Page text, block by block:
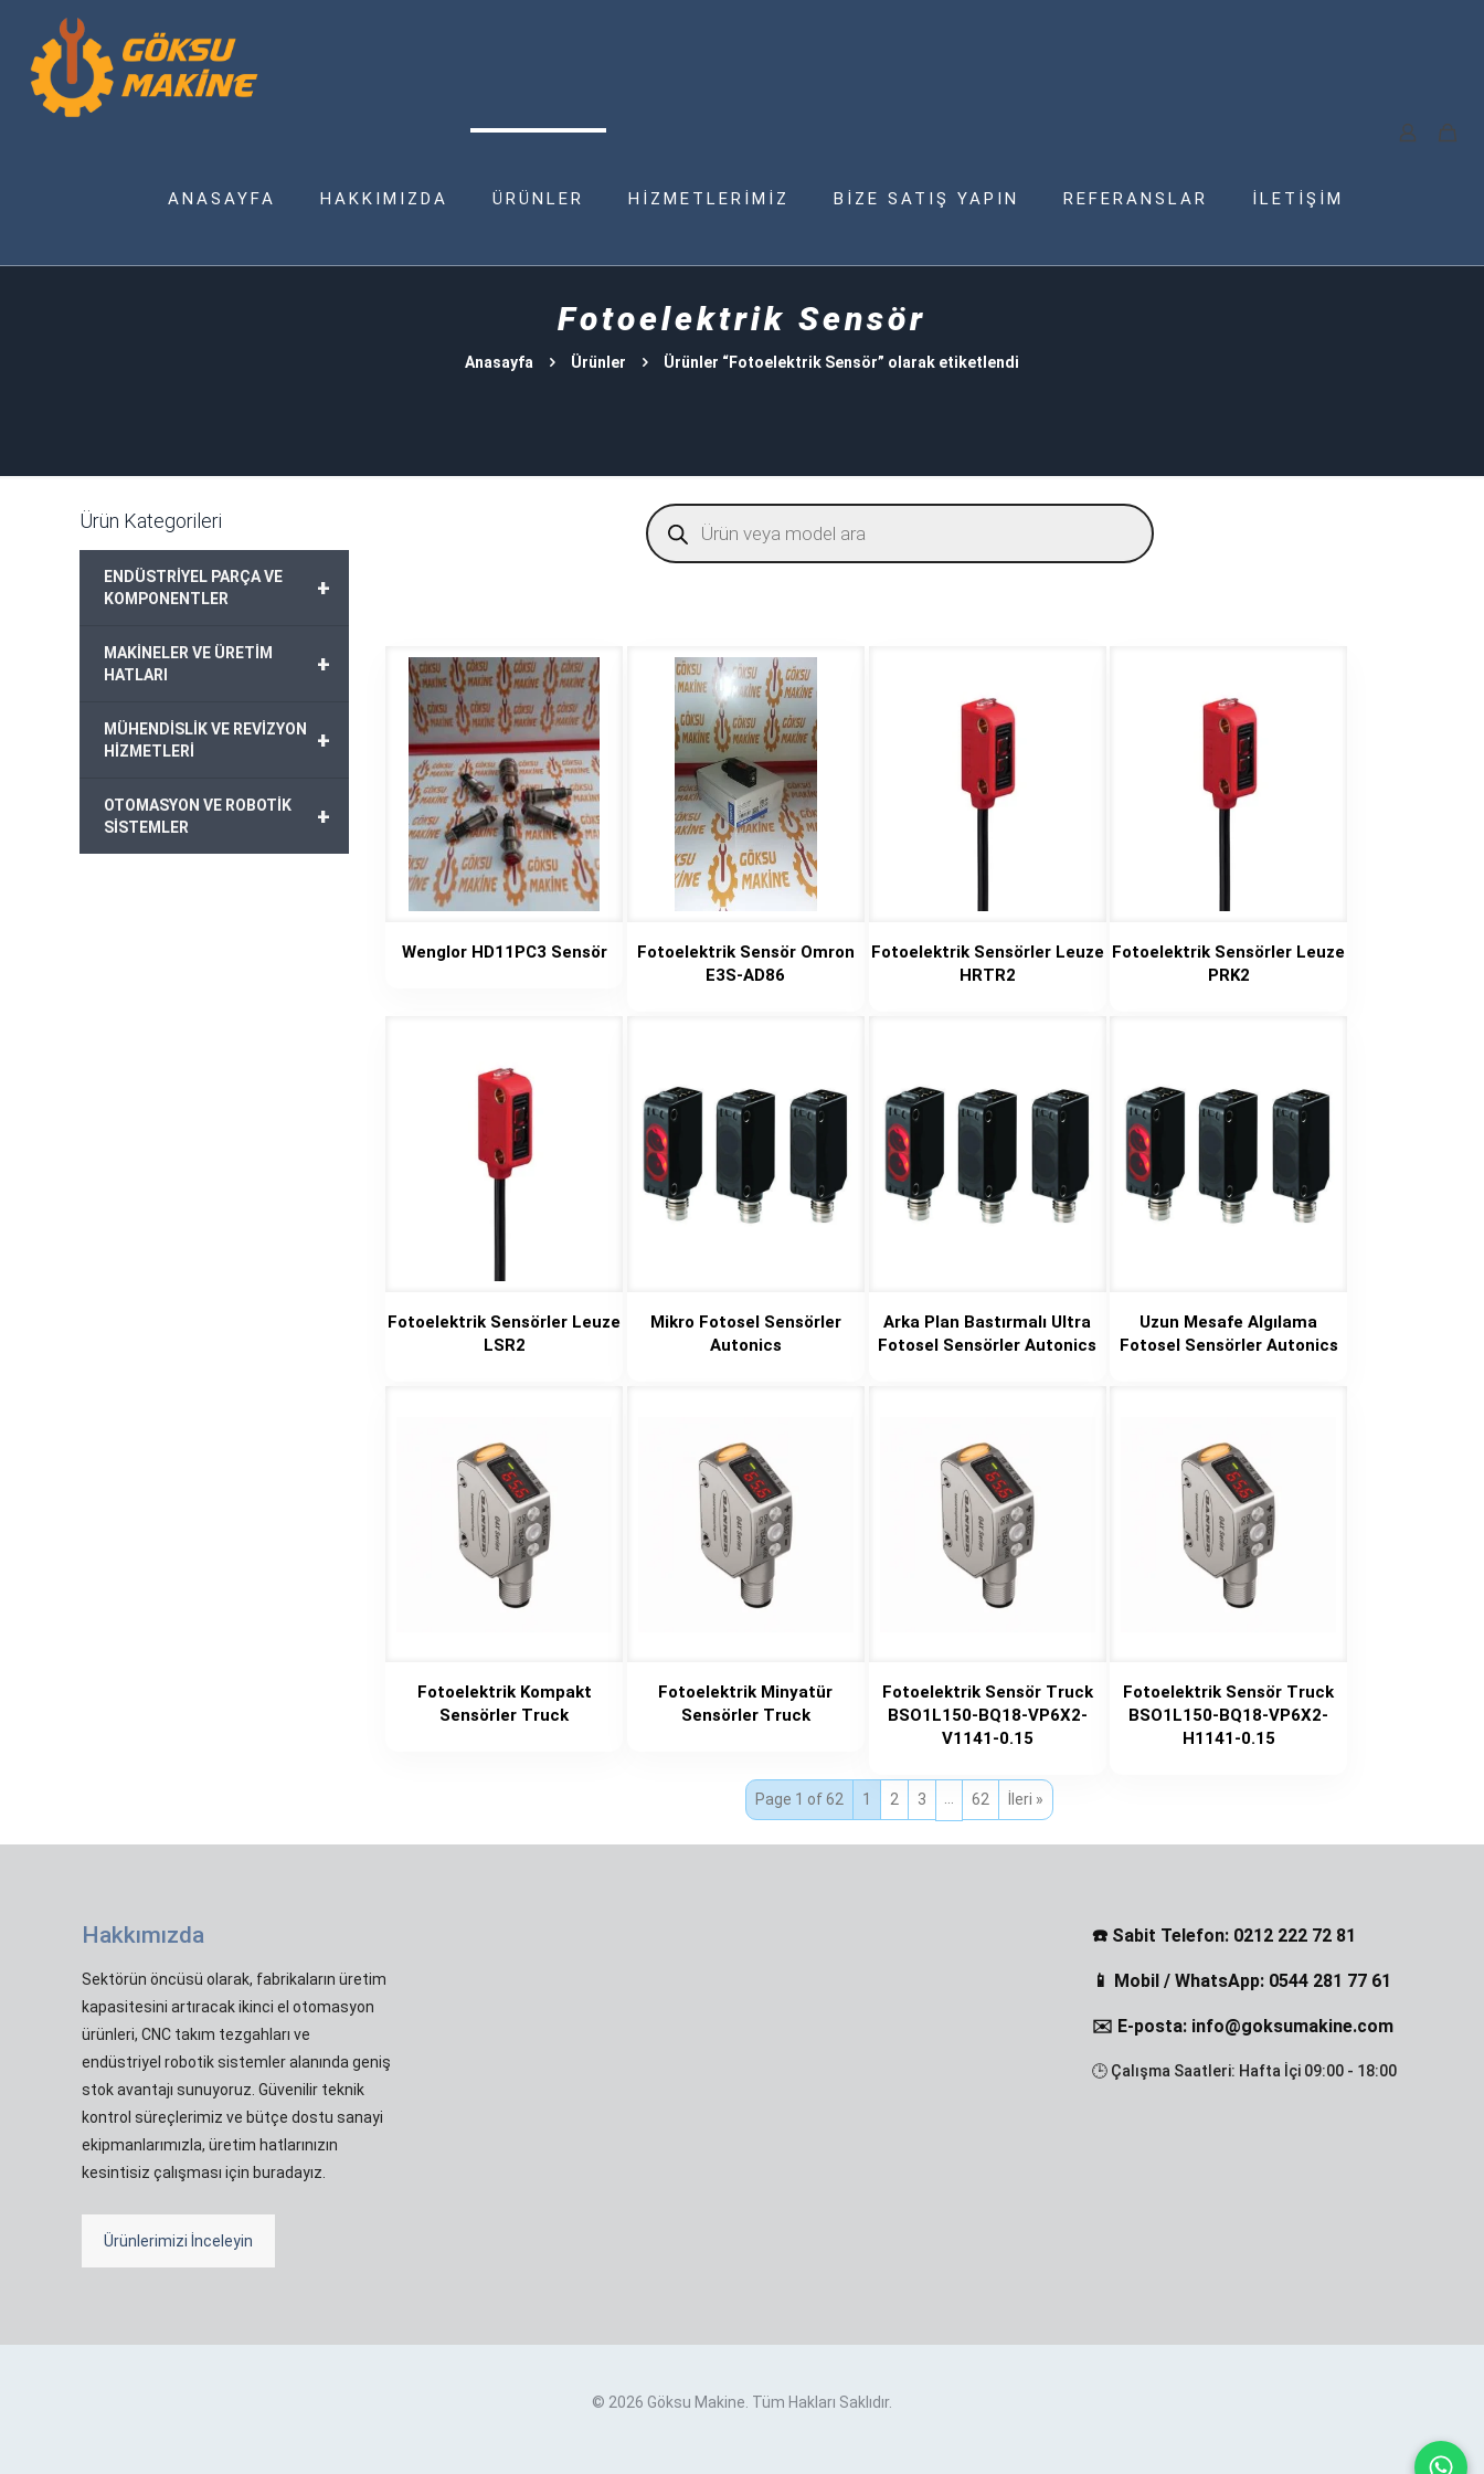
ANASAYFA HAKKIMIZDA ÜRÜNLER HİZMETLERİMİZ BİZE SATIŞ YAPIN REFERANSLAR İLETİŞİM
Fotoelektrik Sensör
Anasayfa Ürünler Ürünler “Fotoelektrik Sensör” olarak etiketlendi
Products
search
Wenglor HD11PC3 Sensör
Fotoelektrik Sensör Omron
E3S-AD86
Fotoelektrik Sensörler Leuze
HRTR2
Fotoelektrik Sensörler Leuze
PRK2
Fotoelektrik Sensörler Leuze
LSR2
Mikro Fotosel Sensörler
Autonics
Arka Plan Bastırmalı Ultra
Fotosel Sensörler Autonics
Uzun Mesafe Algılama
Fotosel Sensörler Autonics
Fotoelektrik Kompakt
Sensörler Truck
Fotoelektrik Minyatür
Sensörler Truck
Fotoelektrik Sensör Truck
BSO1L150-BQ18-VP6X2-
V1141-0.15
Fotoelektrik Sensör Truck
BSO1L150-BQ18-VP6X2-
H1141-0.15
Page 1 of 62 1 2 3 62 İleri »
Ürün Kategorileri
+
ENDÜSTRİYEL PARÇA VE
KOMPONENTLER
+
MAKİNELER VE ÜRETİM
HATLARI
+
MÜHENDİSLİK VE REVİZYON
HİZMETLERİ
+
OTOMASYON VE ROBOTİK
SİSTEMLER
Hakkımızda
Sektörün öncüsü olarak, fabrikaların üretim
kapasitesini artıracak ikinci el otomasyon
ürünleri, CNC takım tezgahları ve
endüstriyel robotik sistemler alanında geniş
stok avantajı sunuyoruz. Güvenilir teknik
kontrol süreçlerimiz ve bütçe dostu sanayi
ekipmanlarımızla, üretim hatlarınızın
kesintisiz çalışması için buradayız.
Ürünlerimizi İnceleyin
☎️ Sabit Telefon: 0212 222 72 81
📱 Mobil / WhatsApp: 0544 281 77 61
✉️ E-posta: info@goksumakine.com
🕒 Çalışma Saatleri: Hafta İçi 09:00 - 18:00